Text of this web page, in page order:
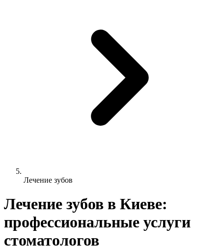
Лечение зубов
Лечение зубов в Киеве:
профессиональные услуги
стоматологов